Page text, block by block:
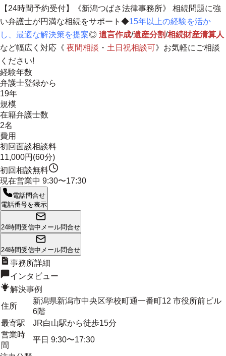
【24時間予約受付】《新潟つばさ法律事務所》 相続問題に強
い弁護士が円満な相続をサポート◆15年以上の経験を活か
し、最適な解決策を提案◎ 遺言作成/遺産分割/相続財産清算人
など幅広く対応《 夜間相談 ・ 土日祝相談可》お気軽にご相談
ください!
経験年数
弁護士登録から
19年
規模
在籍弁護士数
2名
費用
初回面談相談料
11,000円(60分)
初回相談無料
現在営業中 9:30〜17:30
電話問合せ
電話番号を表示
24時間受信中 メール問合せ
24時間受信中 メール問合せ
事務所詳細
インタビュー
解決事例
住所
新潟県新潟市中央区学校町通一番町12 市役所前ビル
6階
最寄駅
JR白山駅から徒歩15分
営業時
間
平日 9:30〜17:30